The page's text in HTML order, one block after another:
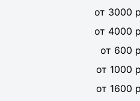
от 3000
от 4000
от 600
от 1000
от 1600